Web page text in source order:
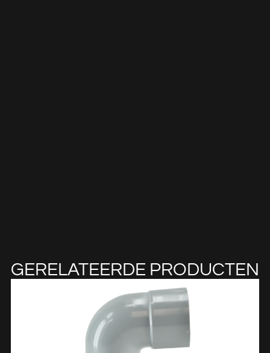
GERELATEERDE PRODUCTEN